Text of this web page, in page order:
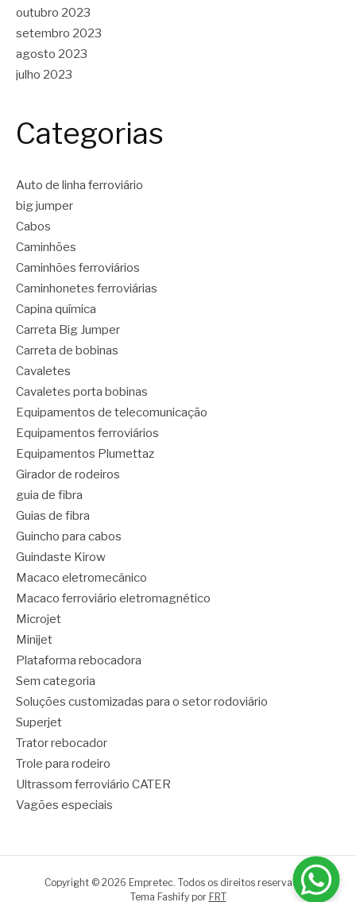
outubro 2023
setembro 2023
agosto 2023
julho 2023
Categorias
Auto de linha ferroviário
big jumper
Cabos
Caminhões
Caminhões ferroviários
Caminhonetes ferroviárias
Capina química
Carreta Big Jumper
Carreta de bobinas
Cavaletes
Cavaletes porta bobinas
Equipamentos de telecomunicação
Equipamentos ferroviários
Equipamentos Plumettaz
Girador de rodeiros
guia de fibra
Guias de fibra
Guincho para cabos
Guindaste Kirow
Macaco eletromecânico
Macaco ferroviário eletromagnético
Microjet
Minijet
Plataforma rebocadora
Sem categoria
Soluções customizadas para o setor rodoviário
Superjet
Trator rebocador
Trole para rodeiro
Ultrassom ferroviário CATER
Vagões especiais
Copyright © 2026 Empretec. Todos os direitos reservados.
Tema Fashify por FRT